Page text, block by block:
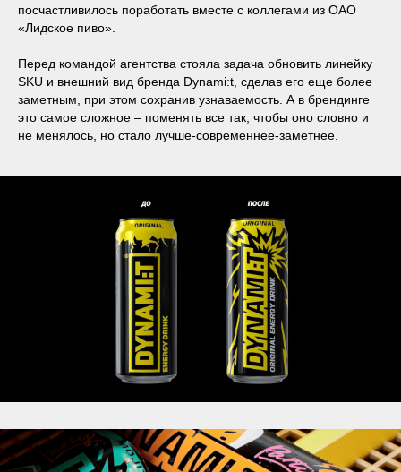
посчастливилось поработать вместе с коллегами из ОАО
«Лидское пиво».
Перед командой агентства стояла задача обновить линейку
SKU и внешний вид бренда Dynami:t, сделав его еще более
заметным, при этом сохранив узнаваемость. А в брендинге
это самое сложное – поменять все так, чтобы оно словно и
не менялось, но стало лучше-современнее-заметнее.